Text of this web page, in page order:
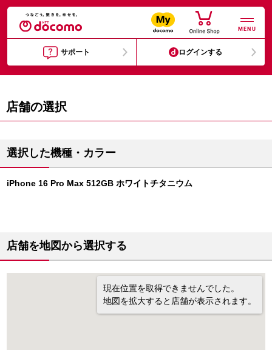
MENU
サポート ログインする
店舗の選択
選択した機種・カラー
iPhone 16 Pro Max 512GB ホワイトチタニウム
店舗を地図から選択する
現在位置を取得できませんでした。
地図を拡大すると店舗が表示されます。